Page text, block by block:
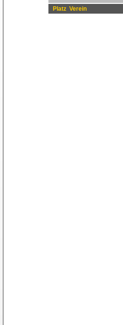
Platz Verein